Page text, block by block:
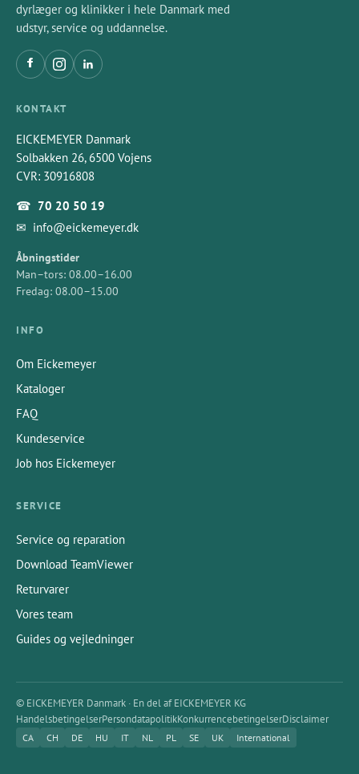
dyrlæger og klinikker i hele Danmark med
udstyr, service og uddannelse.
KONTAKT
EICKEMEYER Danmark
Solbakken 26, 6500 Vojens
CVR: 30916808
☎ 70 20 50 19
✉ info@eickemeyer.dk
Åbningstider
Man–tors: 08.00–16.00
Fredag: 08.00–15.00
INFO
Om Eickemeyer
Kataloger
FAQ
Kundeservice
Job hos Eickemeyer
SERVICE
Service og reparation
Download TeamViewer
Returvarer
Vores team
Guides og vejledninger
© EICKEMEYER Danmark · En del af EICKEMEYER KG
HandelsbetingelserPersondatapolitikKonkurrencebetingelserDisclaimer
CA CH DE HU IT NL PL SE UK International